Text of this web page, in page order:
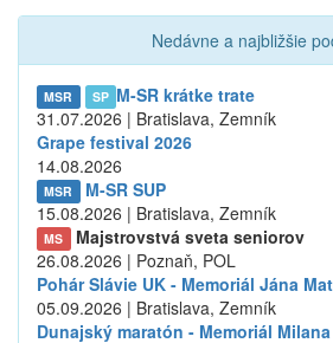
Nedávne a najbližšie
MSR SP M-SR krátke trate
31.07.2026 | Bratislava, Zemník
Grape festival 2026
14.08.2026
MSR
M-SR SUP
15.08.2026 | Bratislava, Zemník
MS
Majstrovstvá sveta seniorov
26.08.2026 | Poznaň, POL
Pohár Slávie UK - Memoriál Jána
05.09.2026 | Bratislava, Zemník
Dunajský maratón - Memoriál